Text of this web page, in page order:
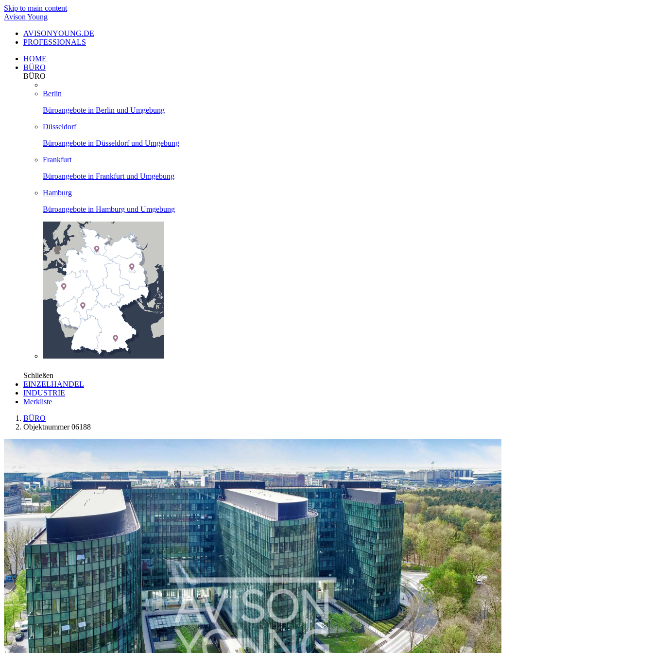
Skip to main content
Avison Young
AVISONYOUNG.DE
PROFESSIONALS
HOME
BÜRO
BÜRO
Berlin
Büroangebote in Berlin und Umgebung
Düsseldorf
Büroangebote in Düsseldorf und Umgebung
Frankfurt
Büroangebote in Frankfurt und Umgebung
Hamburg
Büroangebote in Hamburg und Umgebung
Schließen
EINZELHANDEL
INDUSTRIE
Merkliste
BÜRO
Objektnummer 06188